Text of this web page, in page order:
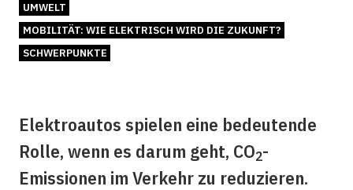
UMWELT
MOBILITÄT: WIE ELEKTRISCH WIRD DIE ZUKUNFT?
SCHWERPUNKTE
Elektroautos spielen eine bedeutende
Rolle, wenn es darum geht, CO2-
Emissionen im Verkehr zu reduzieren.